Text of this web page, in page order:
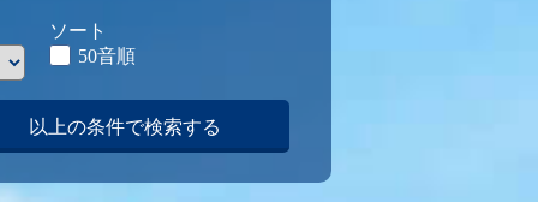
ソート
50音順
以上の条件で検索する